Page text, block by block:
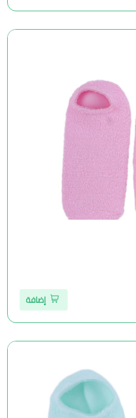
إضافة